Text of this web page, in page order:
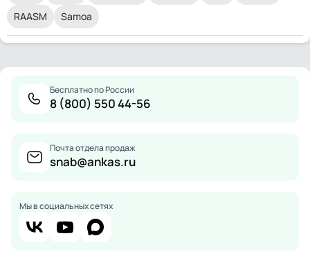
RAASM
Samoa
Бесплатно по России
8 (800) 550 44-56
Почта отдела продаж
snab@ankas.ru
Мы в социальных сетях